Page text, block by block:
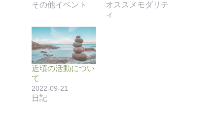
その他イベント
オススメモダリテ
ィ
近頃の活動につい
て
2022-09-21
日記